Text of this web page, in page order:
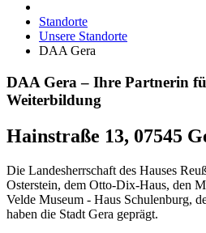
Standorte
Unsere Standorte
DAA Gera
DAA Gera – Ihre Partnerin
Weiterbildung
Hainstraße 13, 07545
Die Landesherrschaft des Hauses
Osterstein, dem Otto-Dix-Haus, den
Velde Museum - Haus Schulenburg,
haben die Stadt Gera geprägt.